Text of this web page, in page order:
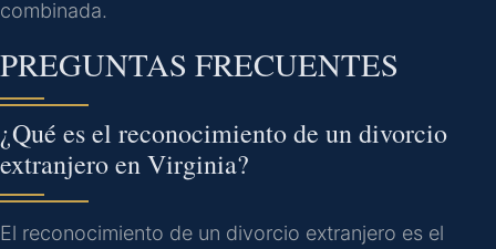
combinada.
PREGUNTAS FRECUENTES
¿Qué es el reconocimiento de un divorcio
extranjero en Virginia?
El reconocimiento de un divorcio extranjero es el